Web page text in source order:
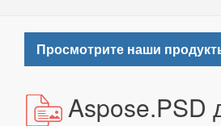
Просмотрите наши
Aspose.PSD